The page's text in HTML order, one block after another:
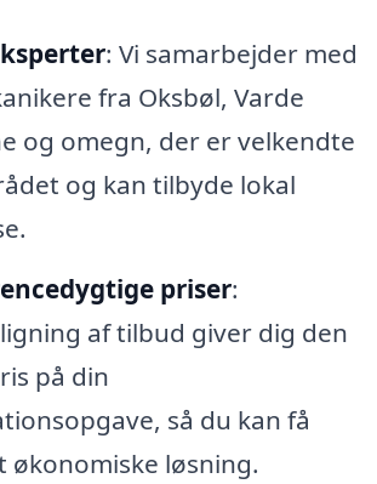
: Vi samarbejder med
fra Oksbøl, Varde
og omegn, der er velkendte
og kan tilbyde lokal
priser:
af tilbud giver dig den
på din
så du kan få
økonomiske løsning.